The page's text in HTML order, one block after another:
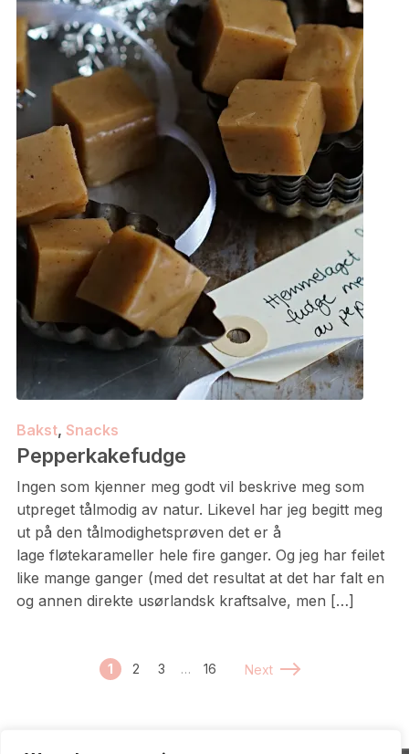
Bakst, Snacks
Pepperkakefudge
Ingen som kjenner meg godt vil beskrive meg som
utpreget tålmodig av natur. Likevel har jeg begitt meg
ut på den tålmodighetsprøven det er å
lage fløtekarameller hele fire ganger. Og jeg har feilet
like mange ganger (med det resultat at det har falt en
og annen direkte usørlandsk kraftsalve, men […]
1 2 3 … 16 Next